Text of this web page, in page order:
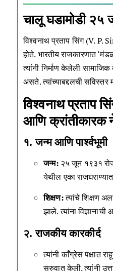
चालू घडामोडी
विश्वनाथ प्रताप सिंग (V. P.
होते. भारतीय राजकारणात
त्यांनी निर्माण केलेली
असते. त्यांच्याबद्दलची
विश्वनाथ प्रताप
आणि क्रांतीकारक
१. जन्म आणि पार्श्वभूमी
जन्म:२५ जून १९३१
येथील एका
शिक्षण:त्यांचे शिक्षण
झाले. त्यांना
२. राजकीय कारकीर्द
त्यांनी काँग्रेस पक्षात
सुरुवात केली. त्यांनी